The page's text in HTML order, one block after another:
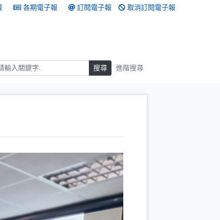
各期電子報 訂閱電子報 取消訂閱電子報
搜尋 進階搜尋